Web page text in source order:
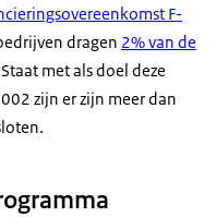
F-
dragen 2% van de
met als doel deze
zijn er zijn meer dan